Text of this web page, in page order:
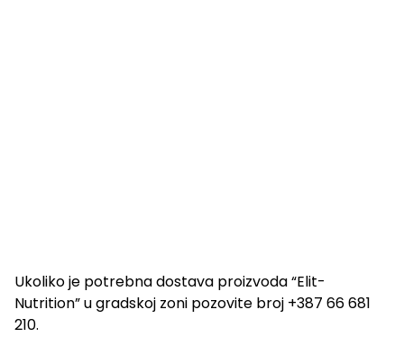
Ukoliko je potrebna dostava proizvoda “Elit-
Nutrition” u gradskoj zoni pozovite broj +387 66 681
210.